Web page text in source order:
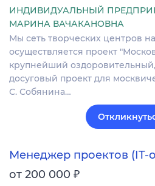
ИНДИВИДУАЛЬНЫЙ
МАРИНА ВАЧАКАНОВНА
Мы сеть творческих центров
осуществляется проект
крупнейший
досуговый проект для
С. Собянина…
Менеджер проектов (IT-
от 200 000 ₽